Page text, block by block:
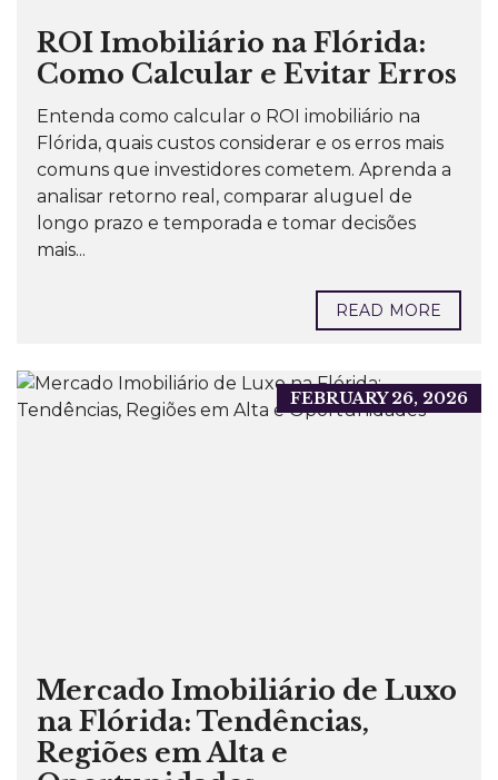
ROI Imobiliário na Flórida:
Como Calcular e Evitar Erros
Entenda como calcular o ROI imobiliário na
Flórida, quais custos considerar e os erros mais
comuns que investidores cometem. Aprenda a
analisar retorno real, comparar aluguel de
longo prazo e temporada e tomar decisões
mais...
READ MORE
FEBRUARY 26, 2026
Mercado Imobiliário de Luxo
na Flórida: Tendências,
Regiões em Alta e